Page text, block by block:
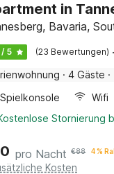
in
Bavaria,
/ 5 (23 Bewertungen) ·
· 4 Gäste ·
Spielkonsole
Wifi
Stornierung
pro Nacht €88 4 %
Kosten